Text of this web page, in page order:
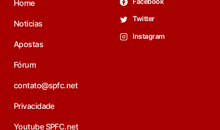
Home
Noticias
Apostas
Fórum
contato@spfc.net
Privacidade
Youtube SPFC.net
Twitter
Instagram